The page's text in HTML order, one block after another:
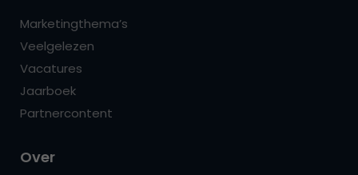
Marketingthema’s
Veelgelezen
Vacatures
Jaarboek
Partnercontent
Over